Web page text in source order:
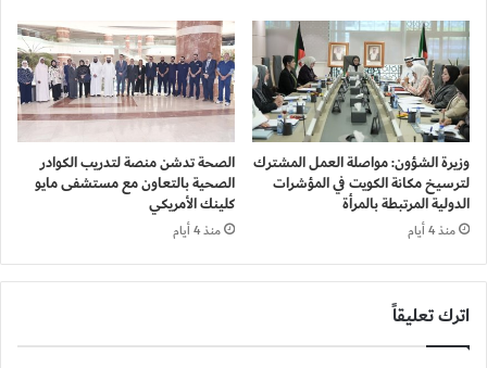
وزيرة الشؤون: مواصلة العمل المشترك
لترسيخ مكانة الكويت في المؤشرات
الدولية المرتبطة بالمرأة
منذ 4 أيام
الصحة تدشن منصة لتدريب الكوادر
الصحية بالتعاون مع مستشفى مايو
كلينك الأمريكي
منذ 4 أيام
اترك تعليقاً